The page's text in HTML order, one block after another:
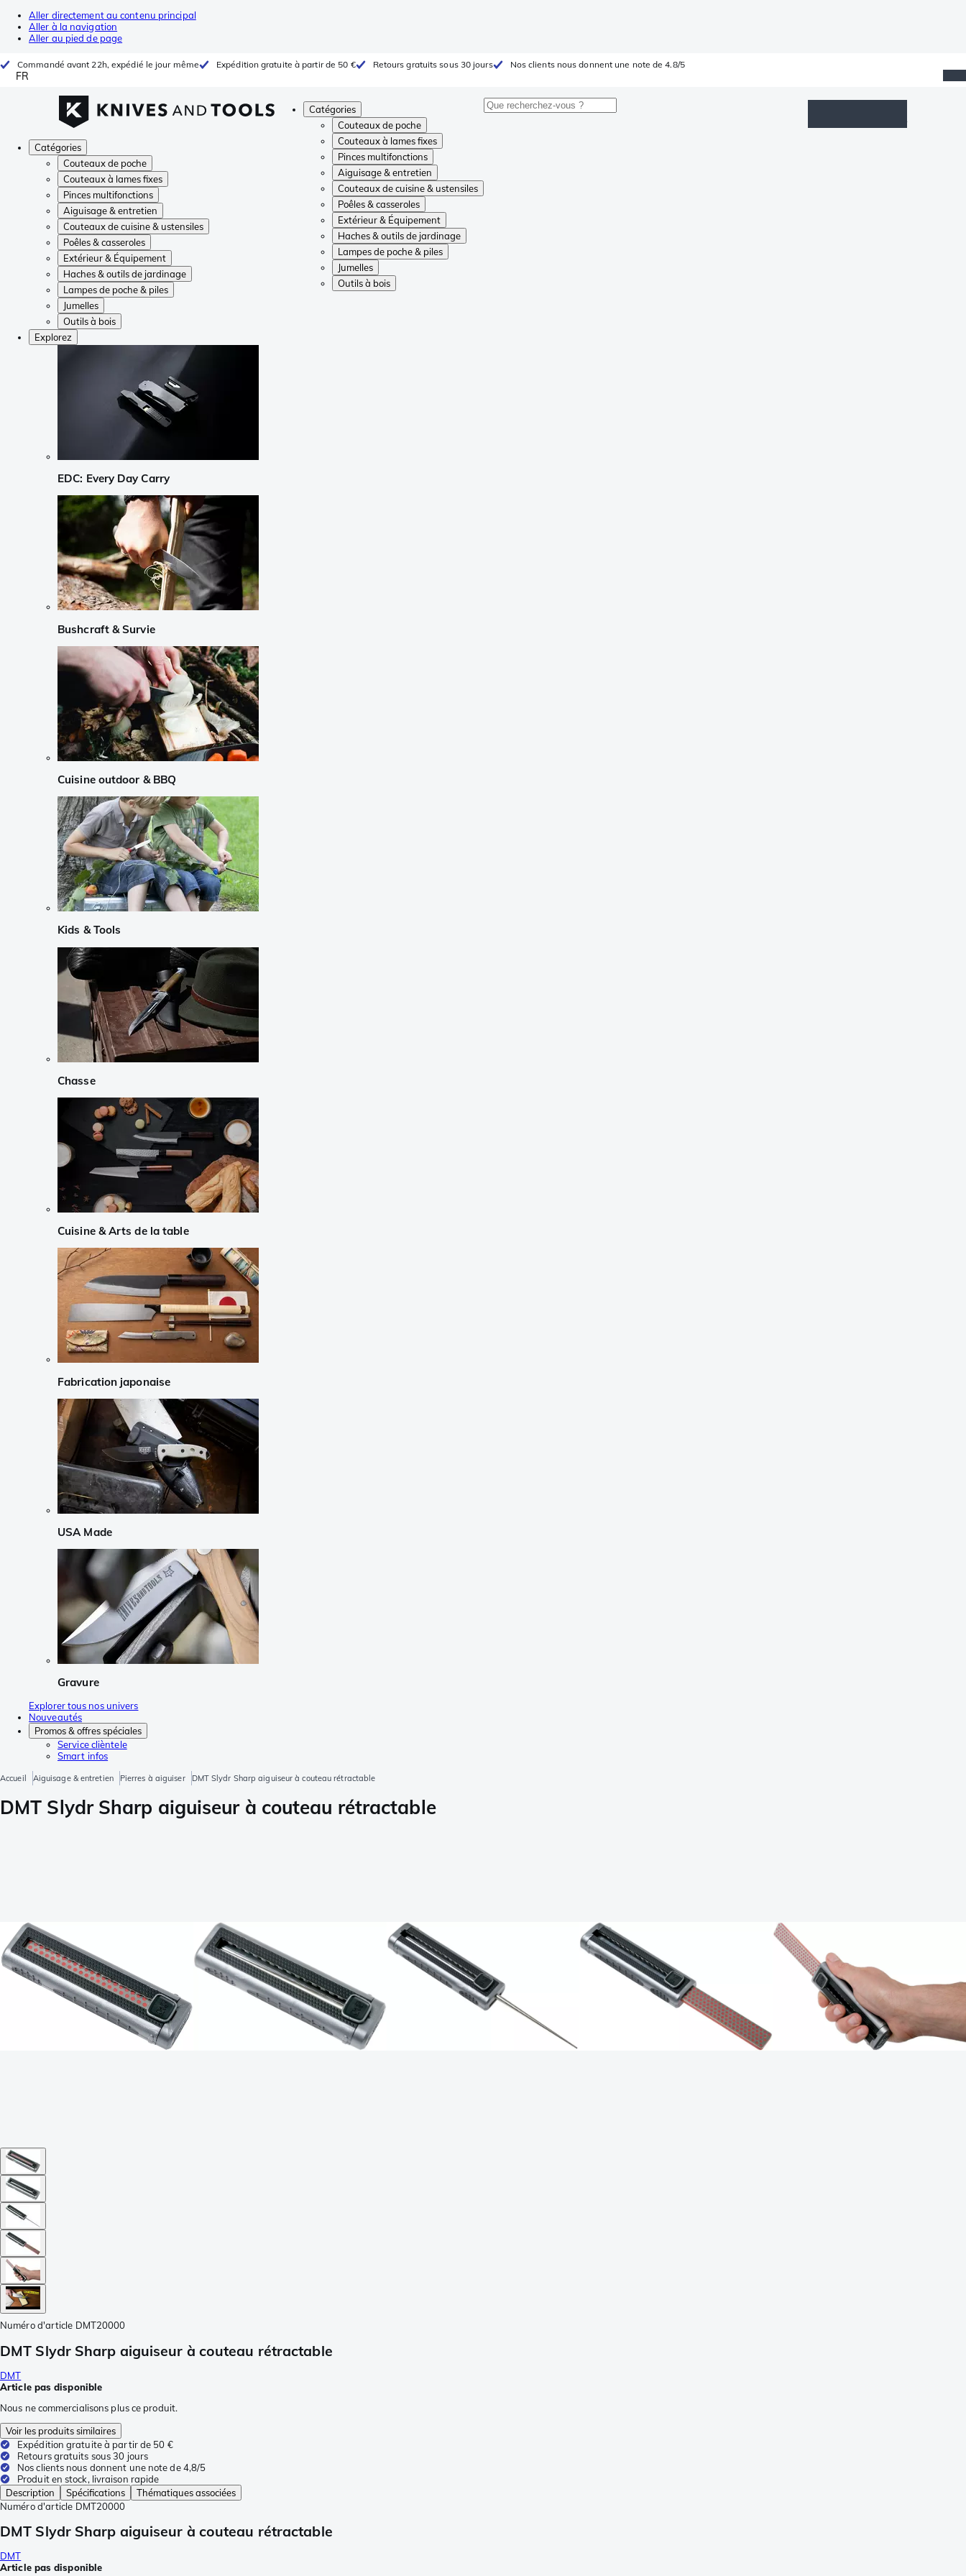
Aller directement au contenu principal
Aller à la navigation
Aller au pied de page
Commandé avant 22h, expédié le jour même Expédition gratuite à partir de 50 € Retours gratuits sous 30 jours Nos clients nous donnent une note de 4.8/5
FR
Catégories
Couteaux de poche
Couteaux à lames fixes
Pinces multifonctions
Aiguisage & entretien
Couteaux de cuisine & ustensiles
Poêles & casseroles
Extérieur & Équipement
Haches & outils de jardinage
Lampes de poche & piles
Jumelles
Outils à bois
Catégories
Couteaux de poche
Couteaux à lames fixes
Pinces multifonctions
Aiguisage & entretien
Couteaux de cuisine & ustensiles
Poêles & casseroles
Extérieur & Équipement
Haches & outils de jardinage
Lampes de poche & piles
Jumelles
Outils à bois
Explorez
EDC: Every Day Carry
Bushcraft & Survie
Cuisine outdoor & BBQ
Kids & Tools
Chasse
Cuisine & Arts de la table
Fabrication japonaise
USA Made
Gravure
Explorer tous nos univers
Nouveautés
Promos & offres spéciales
Service clièntele
Smart infos
Accueil Aiguisage & entretien Pierres à aiguiser DMT Slydr Sharp aiguiseur à couteau rétractable
DMT Slydr Sharp aiguiseur à couteau rétractable
Numéro d'article DMT20000
DMT Slydr Sharp aiguiseur à couteau rétractable
DMT
Article pas disponible
Nous ne commercialisons plus ce produit.
Voir les produits similaires
Expédition gratuite à partir de 50 €
Retours gratuits sous 30 jours
Nos clients nous donnent une note de 4,8/5
Produit en stock, livraison rapide
Description
Spécifications
Thématiques associées
Numéro d'article DMT20000
DMT Slydr Sharp aiguiseur à couteau rétractable
DMT
Article pas disponible